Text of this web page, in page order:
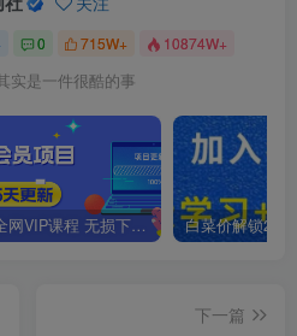
0 715W+ 10874W+
实是一件很酷的事
全网VIP课程 无损下载~
下一篇